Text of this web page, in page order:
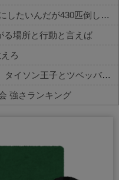
ドラクエ5で『はぐれメタル』仲間にしたいんだが430匹倒しても仲間にならない
る場所と行動と言えば
ろ
【悲報】 『HUNTER×HUNTER』、タイソン王子とツベッバ王子死亡・・・
強さランキング